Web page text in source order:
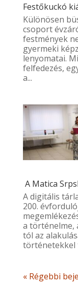
Festőkuckó
Különösen
csoport
festmények
gyermeki
lenyomatai.
felfedezés,
a...
A Matica
A digitális
200.
a történelme,
tól az
történetekkel
« Régebbi